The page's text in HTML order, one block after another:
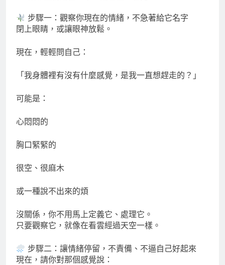
步驟一：觀察你現在的情緒，不急著給它名字
閉上眼睛，或讓眼神放鬆。
現在，輕輕問自己：
「我身體裡有沒有什麼感覺，是我一直想趕走的？」
可能是：
心悶悶的
胸口緊緊的
很空、很麻木
或一種說不出來的煩
沒關係，你不用馬上定義它、處理它。
只要觀察它，就像在看雲經過天空一樣。
步驟二：讓情緒停留，不責備、不逼自己好起來
現在，請你對那個感覺說：